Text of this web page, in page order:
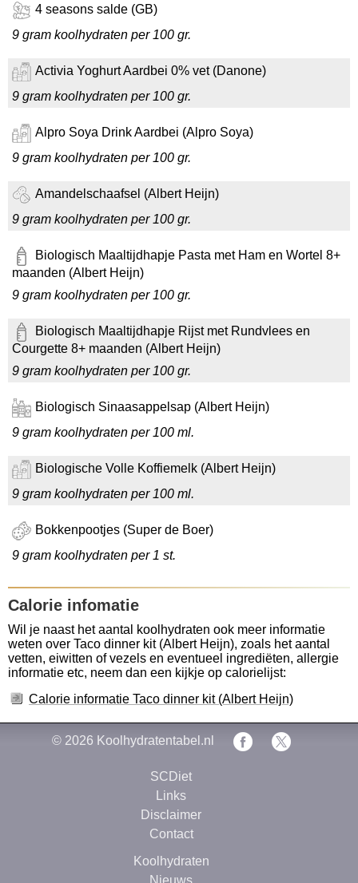
4 seasons salde (GB)
9 gram koolhydraten per 100 gr.
Activia Yoghurt Aardbei 0% vet (Danone)
9 gram koolhydraten per 100 gr.
Alpro Soya Drink Aardbei (Alpro Soya)
9 gram koolhydraten per 100 gr.
Amandelschaafsel (Albert Heijn)
9 gram koolhydraten per 100 gr.
Biologisch Maaltijdhapje Pasta met Ham en Wortel 8+
maanden (Albert Heijn)
9 gram koolhydraten per 100 gr.
Biologisch Maaltijdhapje Rijst met Rundvlees en
Courgette 8+ maanden (Albert Heijn)
9 gram koolhydraten per 100 gr.
Biologisch Sinaasappelsap (Albert Heijn)
9 gram koolhydraten per 100 ml.
Biologische Volle Koffiemelk (Albert Heijn)
9 gram koolhydraten per 100 ml.
Bokkenpootjes (Super de Boer)
9 gram koolhydraten per 1 st.
Calorie infomatie
Wil je naast het aantal koolhydraten ook meer informatie
weten over Taco dinner kit (Albert Heijn), zoals het aantal
vetten, eiwitten of vezels en eventueel ingrediëten, allergie
informatie etc, neem dan een kijkje op calorielijst:
Calorie informatie Taco dinner kit (Albert Heijn)
© 2026 Koolhydratentabel.nl
SCDiet
Links
Disclaimer
Contact
Koolhydraten
Nieuws